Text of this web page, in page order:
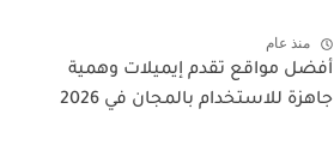
منذ عام
أفضل مواقع تقدم إيميلات وهمية
جاهزة للاستخدام بالمجان في 2026